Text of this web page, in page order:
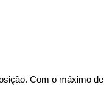
Com o máximo de